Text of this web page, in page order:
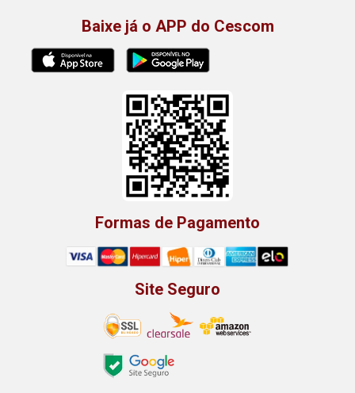
Baixe já o APP do Cescom
Formas de Pagamento
Site Seguro